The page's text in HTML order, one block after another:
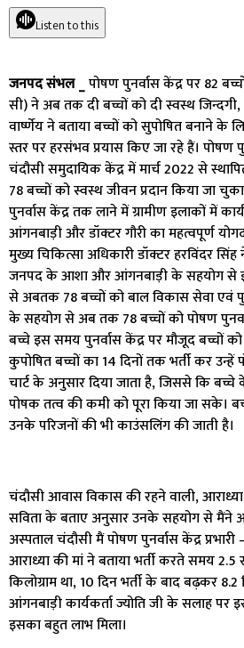
Listen to this
जनपद संभल _पोषण पुनर्वास केंद्र पर 82
सी) ने अब तक दी बच्चों को दी स्वस्थ जिन्दगी,
वार्ष्णेय ने बताया बच्चों को सुपोषित बनाने के
स्तर पर हरसंभव प्रयास किए जा रहे हैं। पोषण
चंदौसी समुदायिक केंद्र में मार्च 2022 से
78 बच्चों को स्वस्थ जीवन प्रदान किया जा
पुनर्वास केंद्र तक लाने में ग्रामीण इलाकों में
आंगनबाड़ी और डॉक्टर गौरी का महत्वपूर्ण
मुख्य चिकित्सा अधिकारी डॉक्टर हरविंदर सिंह
जनपद के आशा और आंगनबाड़ी के सहयोग से
से अबतक 78 बच्चों को बाल विकास सेवा एवं
के सहयोग से अब तक 78 बच्चों को पोषण
बच्चे इस समय पुनर्वास केंद्र पर मौजूद बच्चों को
कुपोषित बच्चों का 14 दिनों तक भर्ती कर उन्हें
चार्ट के अनुसार दिया जाता है, जिससे कि
पोषक तत्व की कमी को पूरा किया जा सके।
उनके परिजनों की भी काउंसलिंग की जाती है।
चंदौसी आवास विकास की रहने वाली,
सविता के बताए अनुसार उनके सहयोग से मैंने
अस्पताल चंदौसी मैं पोषण पुनर्वास केंद्र प्रभारी
आराध्या की मां ने बताया भर्ती करते समय
किलोग्राम था, 10 दिन भर्ती के बाद बढ़कर 8.2
आंगनबाड़ी कार्यकर्ता ज्योति जी के सलाह पर
इसका बहुत लाभ मिला।